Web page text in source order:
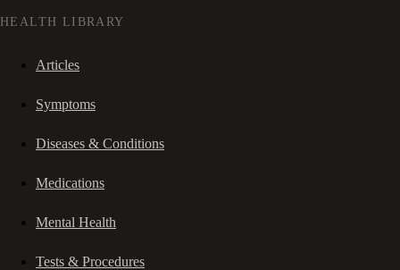
HEALTH LIBRARY
Articles
Symptoms
Diseases & Conditions
Medications
Mental Health
Tests & Procedures